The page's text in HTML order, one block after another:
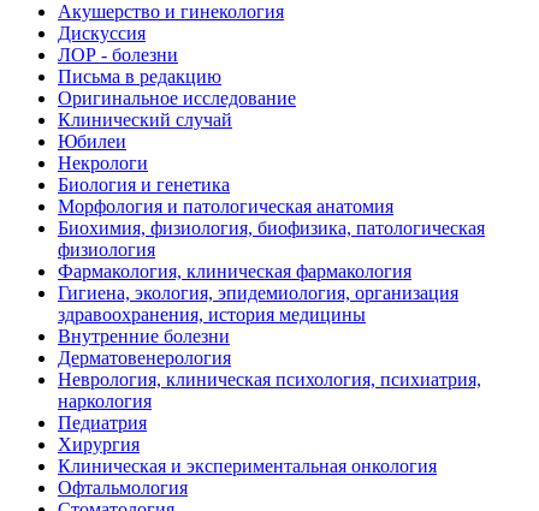
Акушерство и гинекология
Дискуссия
ЛОР - болезни
Письма в редакцию
Оригинальное исследование
Клинический случай
Юбилеи
Некрологи
Биология и генетика
Морфология и патологическая анатомия
Биохимия, физиология, биофизика, патологическая
физиология
Фармакология, клиническая фармакология
Гигиена, экология, эпидемиология, организация
здравоохранения, история медицины
Внутренние болезни
Дерматовенерология
Неврология, клиническая психология, психиатрия,
наркология
Педиатрия
Хирургия
Клиническая и экспериментальная онкология
Офтальмология